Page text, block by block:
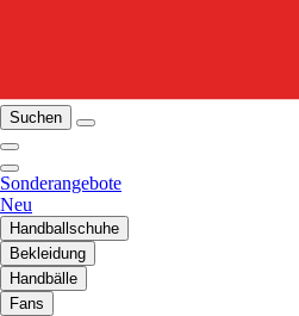
Suchen
Sonderangebote
Neu
Handballschuhe
Bekleidung
Handbälle
Fans